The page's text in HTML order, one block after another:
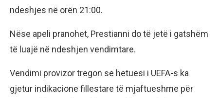
ndeshjes në orën 21:00.
Nëse apeli pranohet, Prestianni do të jetë i gatshëm
të luajë në ndeshjen vendimtare.
Vendimi provizor tregon se hetuesi i UEFA-s ka
gjetur indikacione fillestare të mjaftueshme për